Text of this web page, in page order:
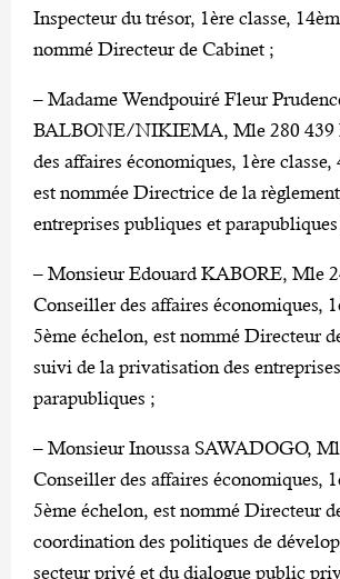
Inspecteur du trésor, 1ère classe,
nommé Directeur de Cabinet ;
– Madame Wendpouiré Fleur
BALBONE/NIKIEMA, Mle 280 439
des affaires économiques, 1ère classe,
est nommée Directrice de la
entreprises publiques et
– Monsieur Edouard KABORE, Mle
Conseiller des affaires économiques,
5ème échelon, est nommé Directeur
suivi de la privatisation des
parapubliques ;
– Monsieur Inoussa SAWADOGO,
Conseiller des affaires économiques,
5ème échelon, est nommé Directeur
coordination des politiques de
secteur privé et du dialogue public